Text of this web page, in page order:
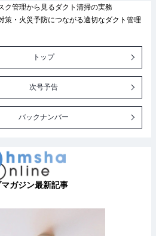
モノゴトをナナメから見てみよう
策の極意
士流カンタン電子工作
愛理の… 人を動かすスキルアップ講座
ク管理から見るダクト清掃の実務
火災予防につながる適切なダクト管理
遠隔監視システム
きるまで 発掘 技術の原点！ 工場ユニット
試験直前対策 3号連続90問ミニテスト／レ
験合格へのワンポイント講座
ョン管理士の体当たり！ マンション管理
up call）コラム
トップ
次号予告
バックナンバー
ガジン最新記事